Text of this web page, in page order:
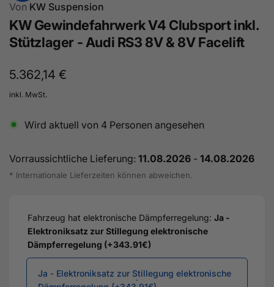
Von KW Suspension
KW Gewindefahrwerk V4 Clubsport inkl.
Stützlager - Audi RS3 8V & 8V Facelift
Normaler
Preis
5.362,14 €
inkl. MwSt.
Wird aktuell von 4 Personen angesehen
Vorraussichtliche Lieferung: 11.08.2026 - 14.08.2026
* Internationale Lieferzeiten können abweichen.
Fahrzeug hat elektronische Dämpferregelung: Ja -
Elektroniksatz zur Stillegung elektronische
Dämpferregelung (+343.91€)
Ja - Elektroniksatz zur Stillegung elektronische